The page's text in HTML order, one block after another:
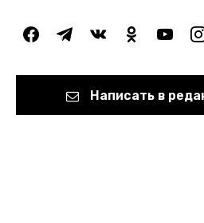
facebooktelegramvkontakteodnoklassniki
youtube
Написать в